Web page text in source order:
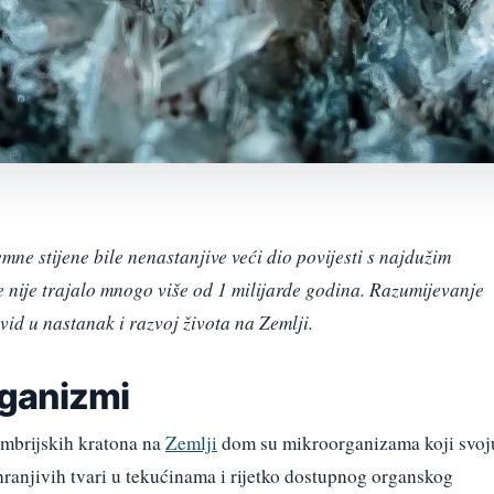
stijene bile nenastanjive veći dio povijesti s najdužim
trajalo mnogo više od 1 milijarde godina. Razumijevanje
u nastanak i razvoj života na Zemlji.
kratona naZemlji dom su mikroorganizama koji
tvari u tekućinama i rijetko dostupnog organskog